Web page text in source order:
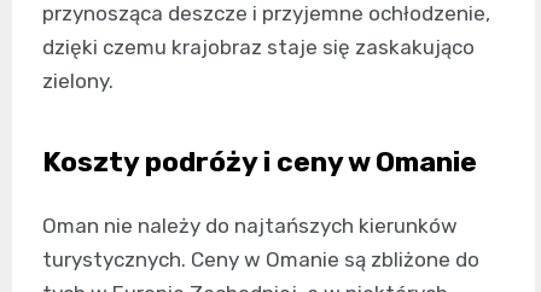
przynosząca deszcze i przyjemne ochłodzenie,
dzięki czemu krajobraz staje się zaskakująco
zielony.
Koszty podróży i ceny w Omanie
Oman nie należy do najtańszych kierunków
turystycznych. Ceny w Omanie są zbliżone do